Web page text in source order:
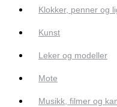
Klokker, penner og
Kunst
Leker og modeller
Mote
Musikk, filmer og